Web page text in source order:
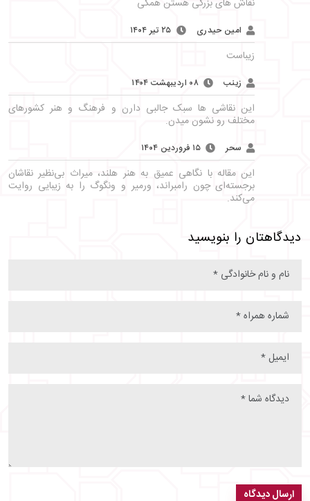
امین حیدری ۲۵ تیر ۱۴۰۴
زیباست
زینب ۰۸ اردیبهشت ۱۴۰۴
این نقاشی ها سبک جالبی دارن و فرهنگ و هنر کشورهای
مختلف رو نشون میدن.
سحر ۱۵ فروردین ۱۴۰۴
این مقاله با نگاهی عمیق به هنر هلند، میراث بی‌نظیر نقاشان
برجسته‌ای چون رامبراند، ورمیر و ونگوگ را به زیبایی روایت
می‌کند.
دیدگاهتان را بنویسید
ارسال دیدگاه